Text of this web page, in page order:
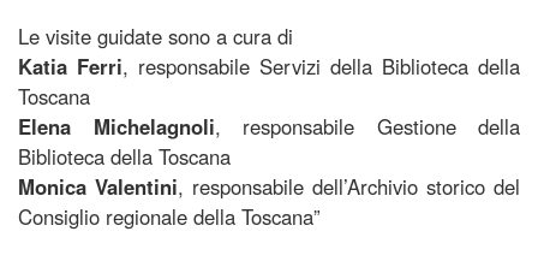
Le visite guidate sono a cura di
Katia Ferri, responsabile Servizi della Biblioteca della
Toscana
Elena Michelagnoli, responsabile Gestione della
Biblioteca della Toscana
Monica Valentini, responsabile dell’Archivio storico del
Consiglio regionale della Toscana”